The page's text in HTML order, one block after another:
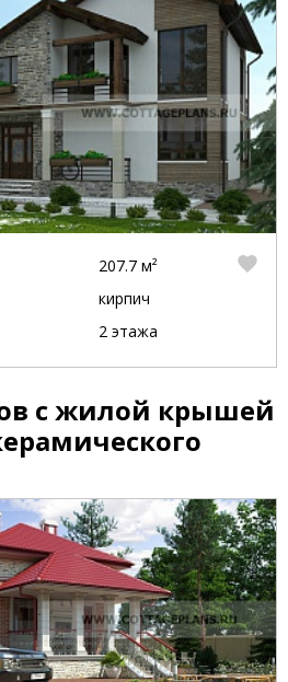
207.7 м²
кирпич
2 этажа
с жилой крышей